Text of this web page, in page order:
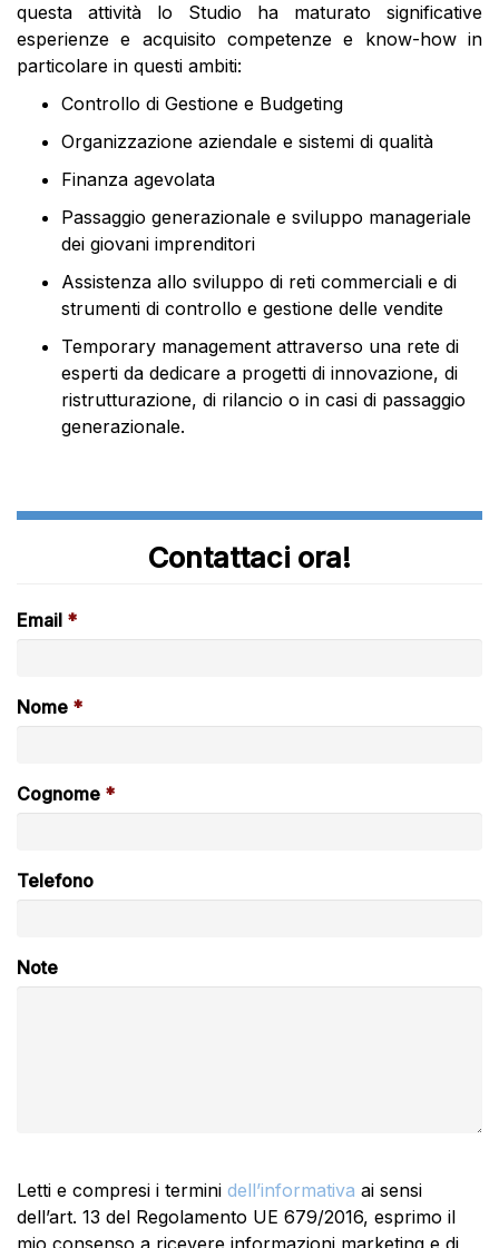
questa attività lo Studio ha maturato significative
esperienze e acquisito competenze e know-how in
particolare in questi ambiti:
Controllo di Gestione e Budgeting
Organizzazione aziendale e sistemi di qualità
Finanza agevolata
Passaggio generazionale e sviluppo manageriale
dei giovani imprenditori
Assistenza allo sviluppo di reti commerciali e di
strumenti di controllo e gestione delle vendite
Temporary management attraverso una rete di
esperti da dedicare a progetti di innovazione, di
ristrutturazione, di rilancio o in casi di passaggio
generazionale.
Contattaci ora!
Email
Nome
Cognome
Telefono
Note
Letti e compresi i termini dell’informativa ai sensi
dell’art. 13 del Regolamento UE 679/2016, esprimo il
mio consenso a ricevere informazioni marketing e di